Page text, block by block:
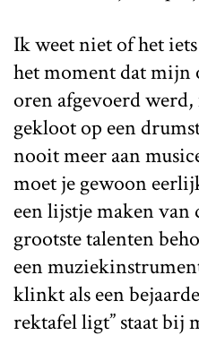
Ik weet niet of het
het moment dat mijn
oren afgevoerd
gekloot op een
nooit meer aan
moet je gewoon
een lijstje maken
grootste talenten
een
klinkt als een
rektafel ligt” staat bij